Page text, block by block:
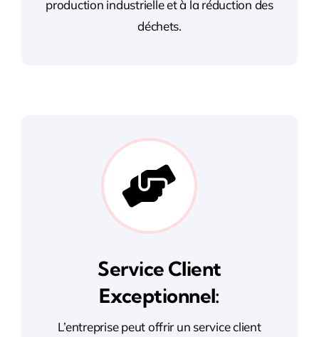
production industrielle et à la réduction des
déchets.
Service Client
Exceptionnel:
L’entreprise peut offrir un service client